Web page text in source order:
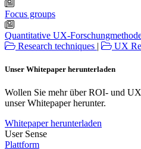
Focus groups
Quantitative UX-
Research techniques | UX
Unser Whitepaper herunterladen
Wollen Sie mehr über ROI- und
unser Whitepaper herunter.
Whitepaper herunterladen
User Sense
Plattform